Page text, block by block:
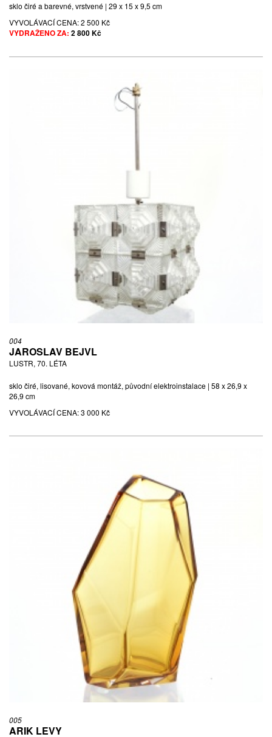
sklo čiré a barevné, vrstvené | 29 x 15 x 9,5 cm
VYVOLÁVACÍ CENA:2 500 Kč
VYDRAŽENO ZA: 2 800 Kč
004
JAROSLAV BEJVL
LUSTR, 70. LÉTA
sklo čiré, lisované, kovová montáž, původní elektroinstalace | 58 x 26,9 x
26,9 cm
VYVOLÁVACÍ CENA:3 000 Kč
005
ARIK LEVY